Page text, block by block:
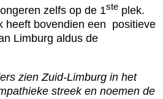
zelfs op de 1ste plek.
heeft bovendien een positieve
Limburg aldus de
zien Zuid-Limburg in het
streek en noemen de